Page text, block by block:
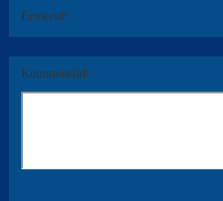
Értékeld!
Kommentáld!